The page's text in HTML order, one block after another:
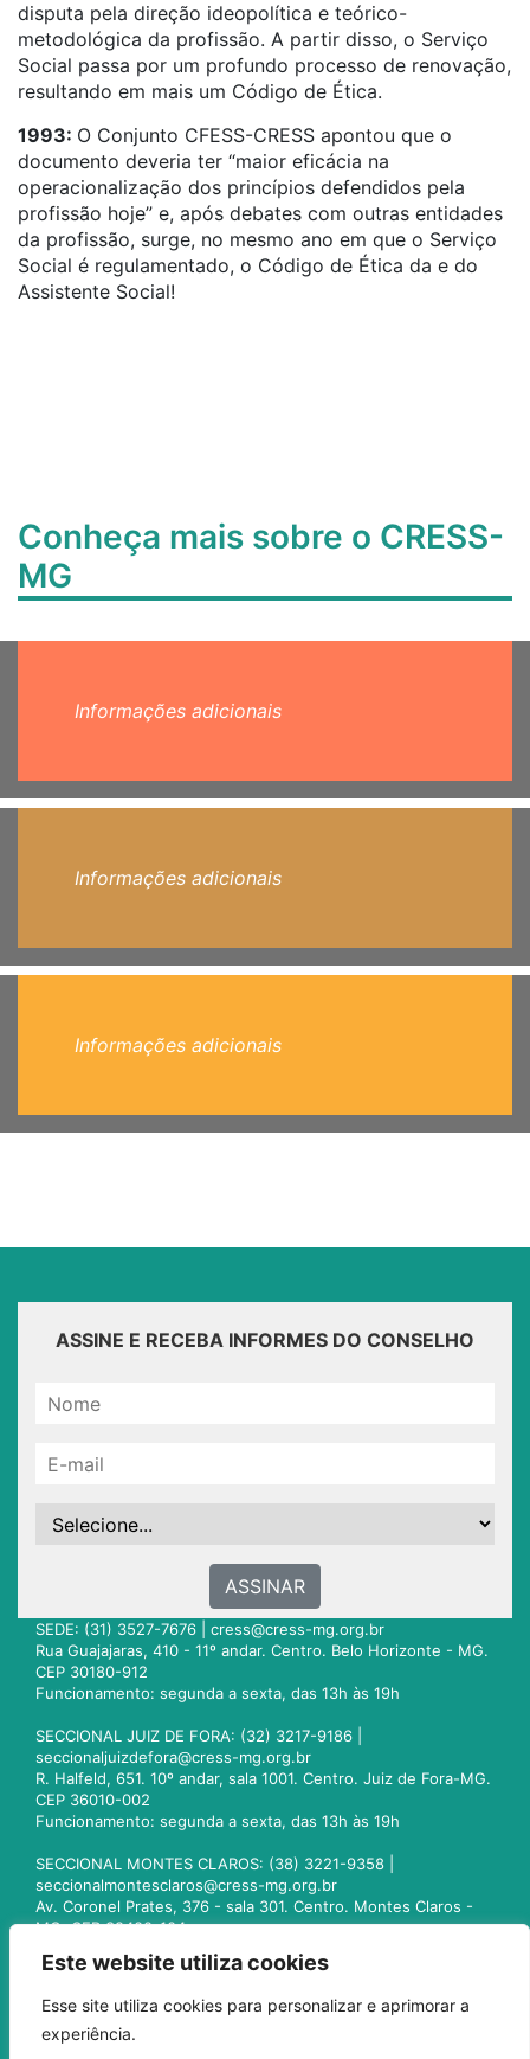
Este website utiliza cookies
Esse site utiliza cookies para personalizar e aprimorar a
experiência.
disputa pela direção ideopolítica e teórico-
metodológica da profissão. A partir disso, o Serviço
Social passa por um profundo processo de renovação,
resultando em mais um Código de Ética.
1993: O Conjunto CFESS-CRESS apontou que o
documento deveria ter “maior eficácia na
operacionalização dos princípios defendidos pela
profissão hoje” e, após debates com outras entidades
da profissão, surge, no mesmo ano em que o Serviço
Social é regulamentado, o Código de Ética da e do
Assistente Social!
Conheça mais sobre o CRESS-
MG
Informações adicionais
Informações adicionais
Informações adicionais
ASSINE E RECEBA INFORMES DO CONSELHO
ASSINAR
SEDE: (31) 3527-7676 | cress@cress-mg.org.br
Rua Guajajaras, 410 - 11º andar. Centro. Belo Horizonte - MG.
CEP 30180-912
Funcionamento: segunda a sexta, das 13h às 19h
SECCIONAL JUIZ DE FORA: (32) 3217-9186 |
seccionaljuizdefora@cress-mg.org.br
R. Halfeld, 651. 10º andar, sala 1001. Centro. Juiz de Fora-MG.
CEP 36010-002
Funcionamento: segunda a sexta, das 13h às 19h
SECCIONAL MONTES CLAROS: (38) 3221-9358 |
seccionalmontesclaros@cress-mg.org.br
Av. Coronel Prates, 376 - sala 301. Centro. Montes Claros -
MG. CEP 39400-104
seccionaluberlandia@cress-mg.org.br
Av. Afonso Pena, 547 - sala 101. Uberlândia - MG. CEP